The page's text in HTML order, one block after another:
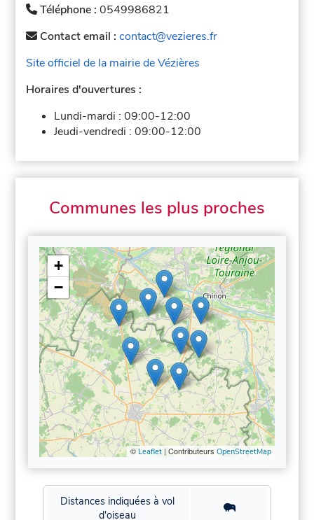
Téléphone :0549986821
Contact email :contact@vezieres.fr
Site officiel de la mairie de Vézières
Horaires d'ouvertures :
Lundi-mardi :09:00-12:00
Jeudi-vendredi :09:00-12:00
Communes les plus proches
+
−
© Leaflet| Contributeurs OpenStreetMap
Distances indiquées à vol
d'oiseau